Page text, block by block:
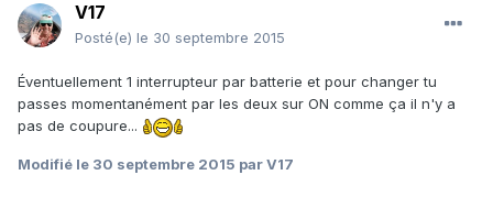
V17
Posté(e) le 30 septembre 2015
Éventuellement 1 interrupteur par batterie et pour changer tu
passes momentanément par les deux sur ON comme ça il n'y a
pas de coupure...
Modifié le 30 septembre 2015 par V17